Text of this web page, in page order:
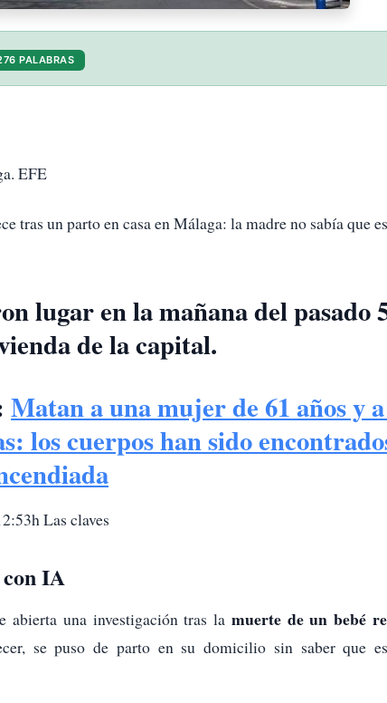
PALABRAS
EFE
tras un parto en casa en Málaga: la madre no sabía que
lugar en la mañana del pasado
de la capital.
Matan a una mujer de 61 años y
los cuerpos han sido
Las claves
con IA
abierta una investigación tras la muerte de un bebé
se puso de parto en su domicilio sin saber que